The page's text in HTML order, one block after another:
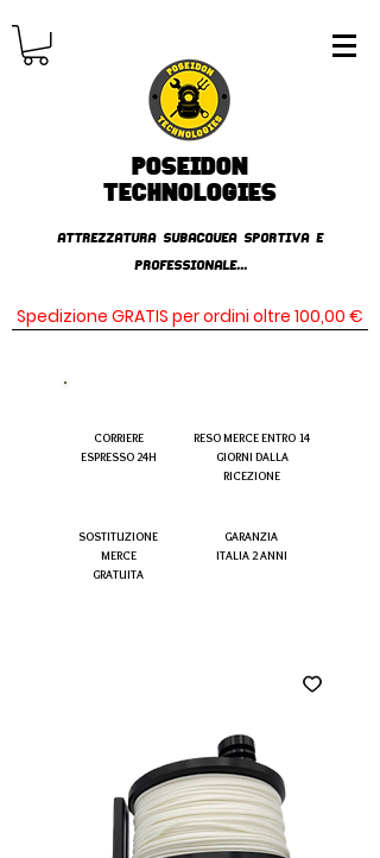
Poseidon
TECHNOLOGIES
AttrezzaturA subacqueA SPORTIVA E
PROFESSIONALE...
Spedizione GRATIS per ordini oltre 100,00 €
CORRIERE
ESPRESSO 24H
SOSTITUZIONE
MERCE
GRATUITA
RESO MERCE ENTRO 14
GIORNI DALLA
RICEZIONE
GARANZIA
ITALIA 2 ANNI